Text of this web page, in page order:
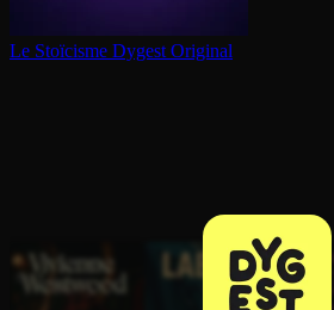
Le Stoïcisme Dygest Original